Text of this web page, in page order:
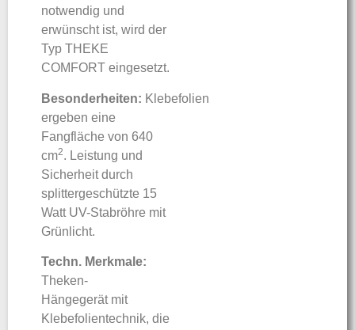
notwendig und
erwünscht ist, wird der
Typ THEKE
COMFORT eingesetzt.
Besonderheiten: Klebefolien
ergeben eine
Fangfläche von 640
cm2. Leistung und
Sicherheit durch
splittergeschützte 15
Watt UV-Stabröhre mit
Grünlicht.
Techn. Merkmale:
Theken-
Hängegerät mit
Klebefolientechnik, die